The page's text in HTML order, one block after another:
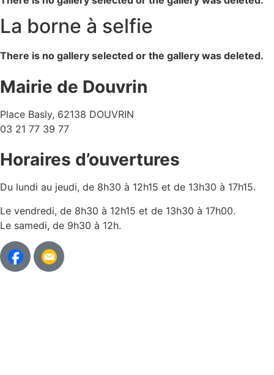
La borne à selfie
There is no gallery selected or the gallery was deleted.
Mairie de Douvrin
Place Basly, 62138 DOUVRIN
03 21 77 39 77
Horaires d’ouvertures
Du lundi au jeudi, de 8h30 à 12h15 et de 13h30 à 17h15.
Le vendredi, de 8h30 à 12h15 et de 13h30 à 17h00.
Le samedi, de 9h30 à 12h.